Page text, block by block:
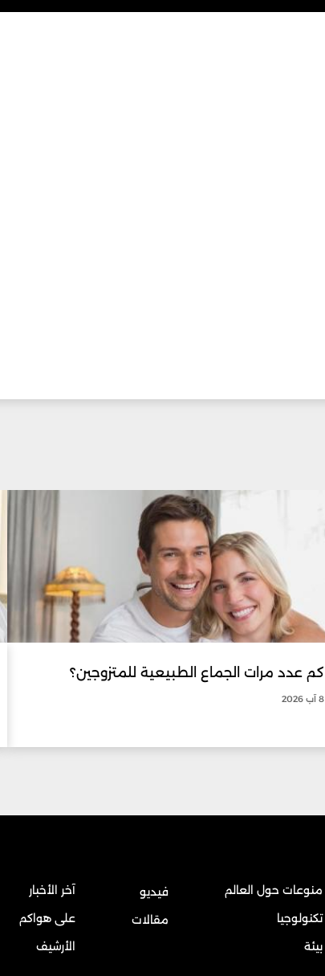
كم عدد مرات الجماع الطبيعية للمتزوجين؟
8 آب 2026
منوعات حول العالم
تكنولوجيا
بيئة
فيديو
مقالات
آخر الأخبار
على هواكم
الأرشيف